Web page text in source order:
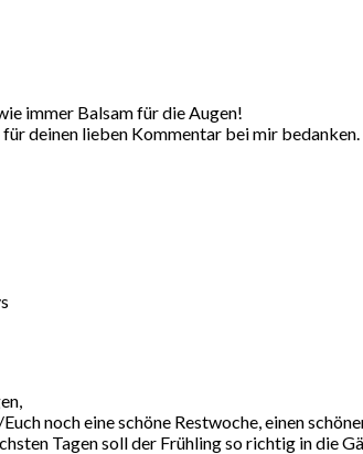
immer Balsam für die Augen!
deinen lieben Kommentar bei mir
noch eine schöne Restwoche, einen
Tagen soll der Frühling so richtig in die